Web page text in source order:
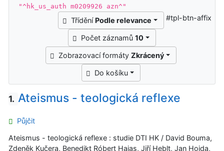
"^hk_us_auth m0209926 azn^"
Třídění Podle relevance
Počet záznamů 10
Zobrazovací formáty Zkrácený
Do košíku
#tpl-btn-affix
1. Ateismus - teologická reflexe
Půjčit
Ateismus - teologická reflexe : studie DTI HK / David Bouma,
Zdeněk Kučera, Benedikt Róbert Hajas, Jiří Heblt, Jan Hojda,